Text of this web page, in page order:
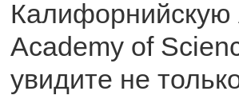
Academy of
увидите не